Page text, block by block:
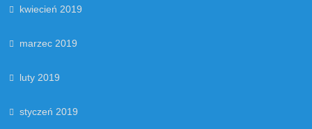
kwiecień 2019
marzec 2019
luty 2019
styczeń 2019